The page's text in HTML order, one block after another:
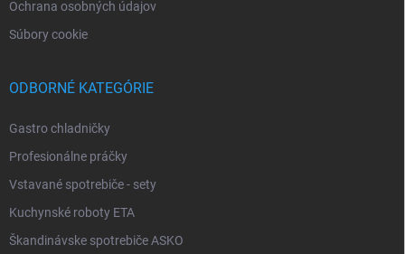
Ochrana osobných údajov
Súbory cookie
ODBORNÉ KATEGÓRIE
Gastro chladničky
Profesionálne práčky
Vstavané spotrebiče - sety
Kuchynské roboty ETA
Škandinávske spotrebiče ASKO